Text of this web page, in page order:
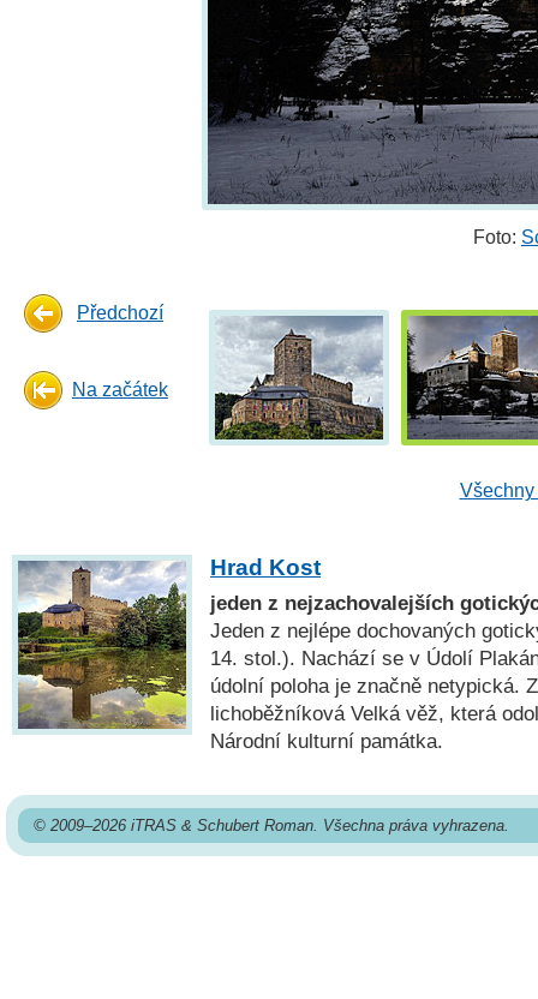
Foto:
Předchozí
Na začátek
Hrad Kost
jeden z nejzachovalejších
Jeden z nejlépe dochovaných
14. stol.). Nachází se v Údolí
údolní poloha je značně netypická.
lichoběžníková Velká věž, která
Národní kulturní památka.
© 2009–2026 iTRAS & Schubert Roman. Všechna práva vyhrazena.